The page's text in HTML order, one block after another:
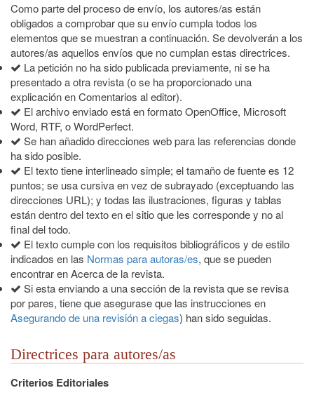
Como parte del proceso de envío, los autores/as están
obligados a comprobar que su envío cumpla todos los
elementos que se muestran a continuación. Se devolverán a los
autores/as aquellos envíos que no cumplan estas directrices.
La petición no ha sido publicada previamente, ni se ha
presentado a otra revista (o se ha proporcionado una
explicación en Comentarios al editor).
El archivo enviado está en formato OpenOffice, Microsoft
Word, RTF, o WordPerfect.
Se han añadido direcciones web para las referencias donde
ha sido posible.
El texto tiene interlineado simple; el tamaño de fuente es 12
puntos; se usa cursiva en vez de subrayado (exceptuando las
direcciones URL); y todas las ilustraciones, figuras y tablas
están dentro del texto en el sitio que les corresponde y no al
final del todo.
El texto cumple con los requisitos bibliográficos y de estilo
indicados en las Normas para autoras/es, que se pueden
encontrar en Acerca de la revista.
Si esta enviando a una sección de la revista que se revisa
por pares, tiene que asegurase que las instrucciones en
Asegurando de una revisión a ciegas) han sido seguidas.
Directrices para autores/as
Criterios Editoriales